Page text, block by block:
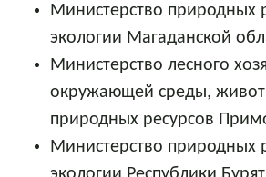
Министерство природных
экологии Магаданской
Министерство лесного
окружающей среды,
природных ресурсов
Министерство природных